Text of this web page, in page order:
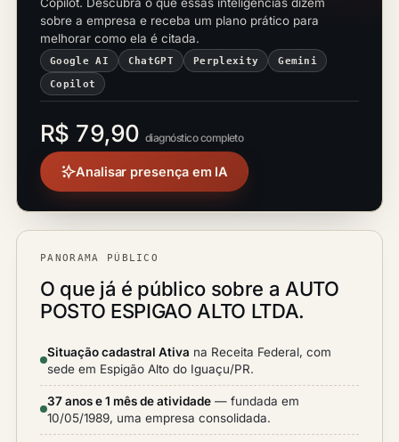
sobre a empresa e receba um plano prático para
melhorar como ela é citada.
Google AI ChatGPT Perplexity Gemini
Copilot
R$ 79,90 diagnóstico completo
Analisar presença em IA
PANORAMA PÚBLICO
O que já é público sobre a AUTO
POSTO ESPIGAO ALTO LTDA.
Situação cadastral Ativa na Receita Federal, com
sede em Espigão Alto do Iguaçu/PR.
37 anos e 1 mês de atividade — fundada em
10/05/1989, uma empresa consolidada.